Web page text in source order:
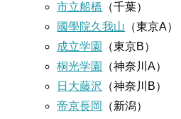
市立船橋 （千葉）
國學院久我山 （東京A）
成立学園
（東京B）
桐光学園
（神奈川A）
日大藤沢
（神奈川B）
帝京長岡
（新潟）